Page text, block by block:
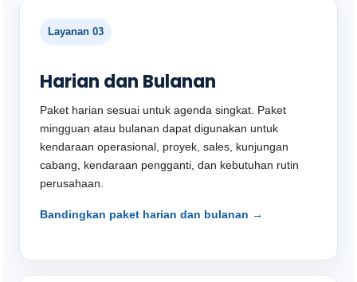
Layanan 03
Harian dan Bulanan
Paket harian sesuai untuk agenda singkat. Paket
mingguan atau bulanan dapat digunakan untuk
kendaraan operasional, proyek, sales, kunjungan
cabang, kendaraan pengganti, dan kebutuhan rutin
perusahaan.
Bandingkan paket harian dan bulanan →